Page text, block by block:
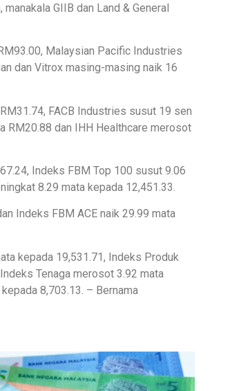
GIIB dan Land & General
Malaysian Pacific Industries
dan Vitrox masing-masing naik 16
FACB Industries susut 19 sen
RM20.88 dan IHH Healthcare merosot
Indeks FBM Top 100 susut 9.06
8.29 mata kepada 12,451.33.
Indeks FBM ACE naik 29.99 mata
kepada 19,531.71, Indeks Produk
Tenaga merosot 3.92 mata
8,703.13. – Bernama